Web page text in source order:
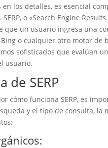
los detalles, es esencial
o «Search Engine
que un usuario ingresa una
o cualquier otro motor
sofisticados que evalúan
usuario.
de SERP
cómo funciona SERP, es
y el tipo de consulta, la